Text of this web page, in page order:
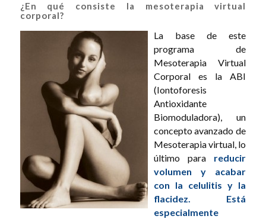
¿En qué consiste la mesoterapia virtual
corporal?
La base de este
programa de
Mesoterapia Virtual
Corporal es la ABI
(Iontoforesis
Antioxidante
Biomoduladora), un
concepto avanzado de
Mesoterapia virtual, lo
último para reducir
volumen y acabar
con la celulitis y la
flacidez. Está
especialmente